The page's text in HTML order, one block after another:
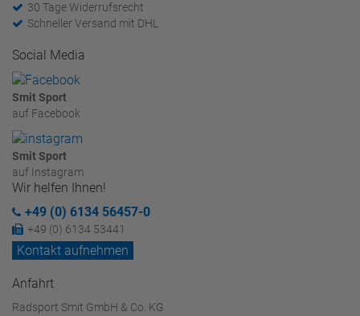
30 Tage Widerrufsrecht
Schneller Versand mit DHL
Social Media
Smit Sport
auf Facebook
Smit Sport
auf Instagram
Wir helfen Ihnen!
+49 (0) 6134 56457-0
+49 (0) 6134 53441
Kontakt aufnehmen
Anfahrt
Radsport Smit GmbH & Co. KG